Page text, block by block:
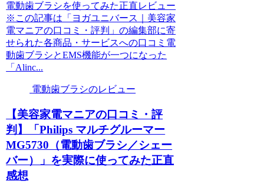
電動歯ブラシを使ってみた正直レビュー
※この記事は「ヨガユニバース｜美容家
電マニアの口コミ・評判」の編集部に寄
せられた各商品・サービスへの口コミ電
動歯ブラシとEMS機能が一つになった
「Alinc...
電動歯ブラシのレビュー
【美容家電マニアの口コミ・評
判】「Philips マルチグルーマー
MG5730（電動歯ブラシ／シェー
バー）」を実際に使ってみた正直
感想